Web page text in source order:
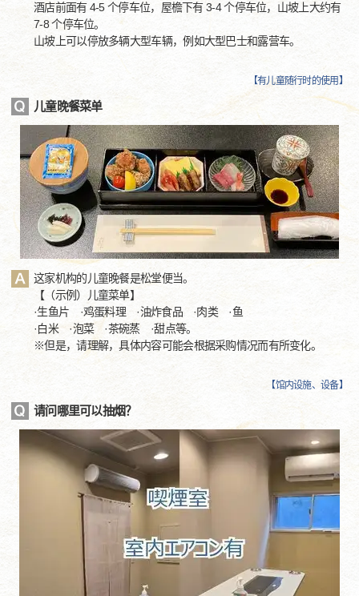
酒店前面有 4-5 个停车位，屋檐下有 3-4 个停车位，山坡上大约有
7-8 个停车位。
山坡上可以停放多辆大型车辆，例如大型巴士和露营车。
【有儿童随行时的使用】
儿童晚餐菜单
这家机构的儿童晚餐是松堂便当。
【（示例）儿童菜单】
·生鱼片 ·鸡蛋料理 ·油炸食品 ·肉类 ·鱼
·白米 ·泡菜 ·茶碗蒸 ·甜点等。
※但是，请理解，具体内容可能会根据采购情况而有所变化。
【馆内设施、设备】
请问哪里可以抽烟？